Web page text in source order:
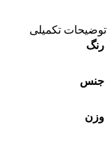
توضیحات تکمیلی
رنگ
جنس
وزن